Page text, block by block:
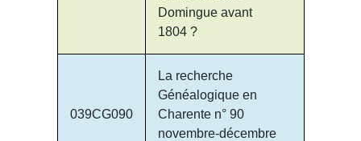
Domingue avant
1804 ?
039CG090
La recherche
Généalogique en
Charente n° 90
novembre-décembre